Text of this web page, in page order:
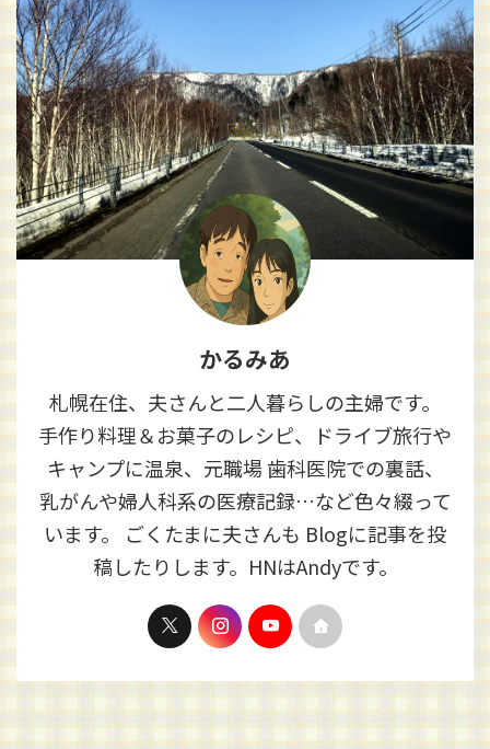
かるみあ
札幌在住、夫さんと二人暮らしの主婦です。
手作り料理＆お菓子のレシピ、ドライブ旅行や
キャンプに温泉、元職場 歯科医院での裏話、
乳がんや婦人科系の医療記録…など色々綴って
います。 ごくたまに夫さんも Blogに記事を投
稿したりします。HNはAndyです。